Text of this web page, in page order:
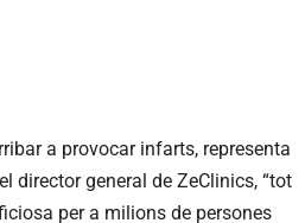
a provocar infarts, representa
director general de ZeClinics, “tot
per a milions de persones